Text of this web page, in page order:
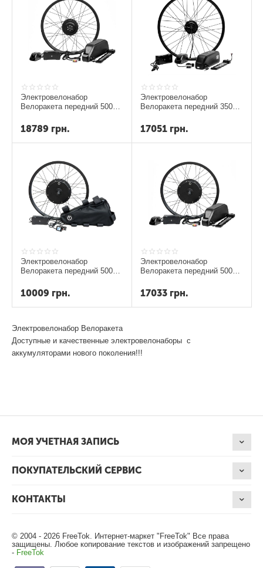
Электровелонабор Велоракета
Доступные и качественные электровелонаборы с
аккумуляторами нового поколения!!!
Электровелонабор
Велоракета передний 500вт
18789 грн.
Электровелонабор
Велоракета передний 350Вт
17051 грн.
Электровелонабор
Велоракета передний 500Вт
10009 грн.
Электровелонабор
Велоракета передний 500Вт
17033 грн.
МОЯ УЧЕТНАЯ ЗАПИСЬ
ПОКУПАТЕЛЬСКИЙ СЕРВИС
КОНТАКТЫ
© 2004 - 2026 FreeTok. Интернет-маркет "FreeTok" Все права
защищены. Любое копирование текстов и изображений запрещено
- FreeTok